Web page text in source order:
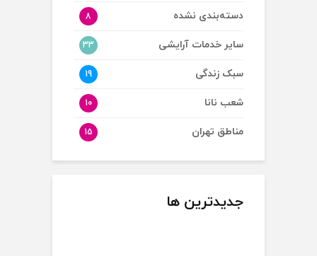
دسته‌بندی نشده 8
سایر خدمات آرایشی 33
سبک زندگی 19
شعب نانا 10
مناطق تهران 15
جدیدترین ها